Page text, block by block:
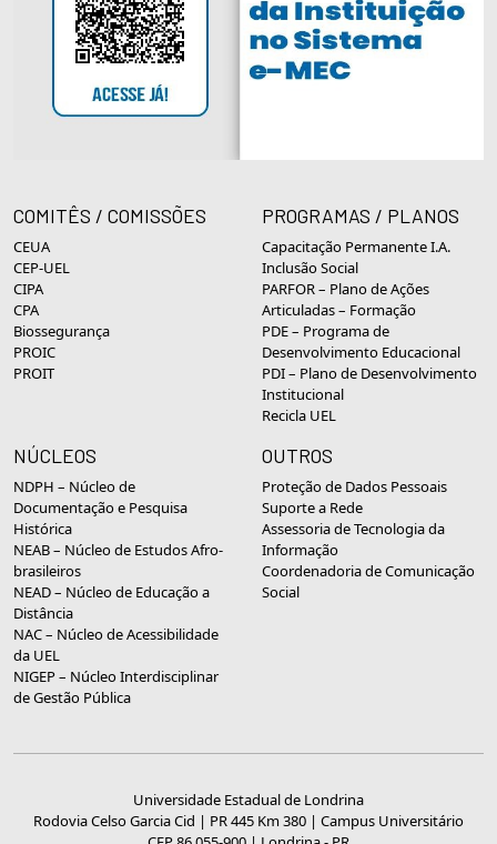
COMITÊS / COMISSÕES
CEUA
CEP-UEL
CIPA
CPA
Biossegurança
PROIC
PROIT
PROGRAMAS / PLANOS
Capacitação Permanente I.A.
Inclusão Social
PARFOR – Plano de Ações
Articuladas – Formação
PDE – Programa de
Desenvolvimento Educacional
PDI – Plano de Desenvolvimento
Institucional
Recicla UEL
NÚCLEOS
NDPH – Núcleo de
Documentação e Pesquisa
Histórica
NEAB – Núcleo de Estudos Afro-
brasileiros
NEAD – Núcleo de Educação a
Distância
NAC – Núcleo de Acessibilidade
da UEL
NIGEP – Núcleo Interdisciplinar
de Gestão Pública
OUTROS
Proteção de Dados Pessoais
Suporte a Rede
Assessoria de Tecnologia da
Informação
Coordenadoria de Comunicação
Social
Universidade Estadual de Londrina
Rodovia Celso Garcia Cid | PR 445 Km 380 | Campus Universitário